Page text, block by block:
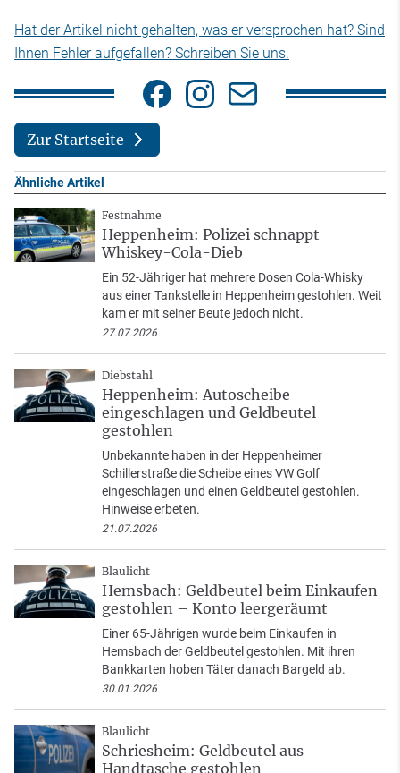
Hat der Artikel nicht gehalten, was er versprochen hat? Sind
Ihnen Fehler aufgefallen? Schreiben Sie uns.
Zur Startseite
Ähnliche Artikel
Festnahme
Heppenheim: Polizei schnappt
Whiskey-Cola-Dieb
Ein 52-Jähriger hat mehrere Dosen Cola-Whisky
aus einer Tankstelle in Heppenheim gestohlen. Weit
kam er mit seiner Beute jedoch nicht.
27.07.2026
Diebstahl
Heppenheim: Autoscheibe
eingeschlagen und Geldbeutel
gestohlen
Unbekannte haben in der Heppenheimer
Schillerstraße die Scheibe eines VW Golf
eingeschlagen und einen Geldbeutel gestohlen.
Hinweise erbeten.
21.07.2026
Blaulicht
Hemsbach: Geldbeutel beim Einkaufen
gestohlen – Konto leergeräumt
Einer 65-Jährigen wurde beim Einkaufen in
Hemsbach der Geldbeutel gestohlen. Mit ihren
Bankkarten hoben Täter danach Bargeld ab.
30.01.2026
Blaulicht
Schriesheim: Geldbeutel aus
Handtasche gestohlen